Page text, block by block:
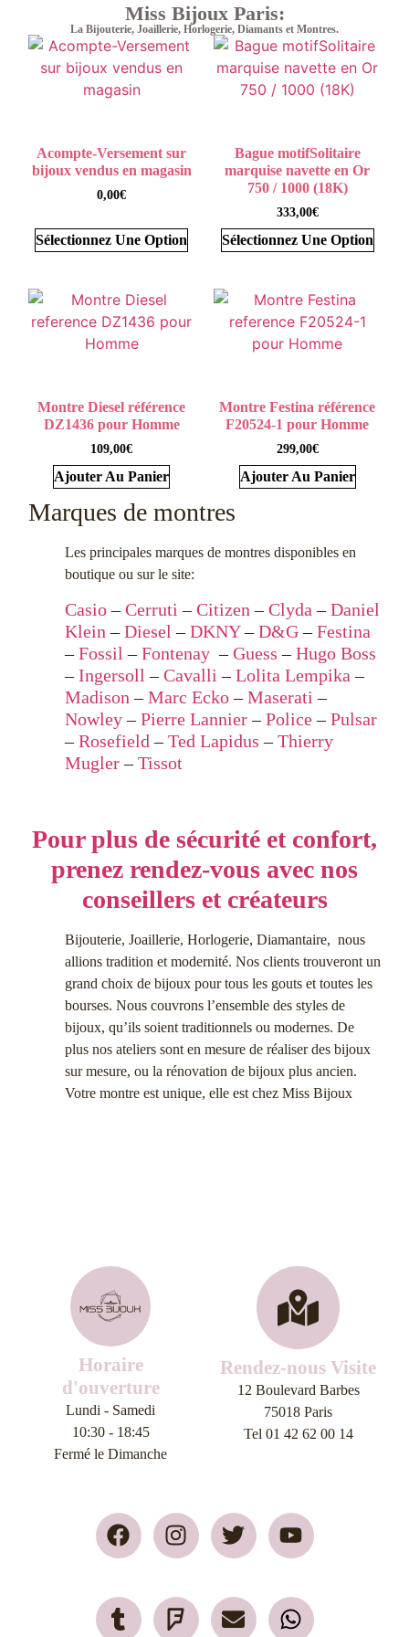
Miss Bijoux Paris:
La Bijouterie, Joaillerie, Horlogerie, Diamants et Montres.
Acompte-Versement sur
bijoux vendus en magasin
0,00€
Sélectionnez Une Option
Bague motifSolitaire
marquise navette en Or
750 / 1000 (18K)
333,00€
Sélectionnez Une Option
Montre Diesel référence
DZ1436 pour Homme
109,00€
Ajouter Au Panier
Montre Festina référence
F20524-1 pour Homme
299,00€
Ajouter Au Panier
Marques de montres
Les principales marques de montres disponibles en
boutique ou sur le site:
Casio–Cerruti –Citizen–Clyda–Daniel
Klein–Diesel –DKNY–D&G–Festina
–Fossil –Fontenay–Guess –Hugo Boss
–Ingersoll –Cavalli –Lolita Lempika–
Madison–Marc Ecko–Maserati –
Nowley–Pierre Lannier–Police–Pulsar
–Rosefield–Ted Lapidus –Thierry
Mugler–Tissot
Pour plus de sécurité et confort,
prenez rendez-vous avec nos
conseillers et créateurs
Bijouterie, Joaillerie, Horlogerie, Diamantaire, nous
allions tradition et modernité. Nos clients trouveront un
grand choix de bijoux pour tous les gouts et toutes les
bourses. Nous couvrons l’ensemble des styles de
bijoux, qu’ils soient traditionnels ou modernes. De
plus nos ateliers sont en mesure de réaliser des bijoux
sur mesure, ou la rénovation de bijoux plus ancien.
Votre montre est unique, elle est chez Miss Bijoux
Horaire
d'ouverture
Lundi - Samedi
10:30 - 18:45
Fermé le Dimanche
Rendez-nous Visite
12 Boulevard Barbes
75018 Paris
Tel 01 42 62 00 14